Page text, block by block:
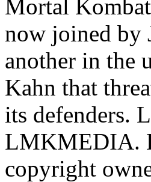
Mortal
now joined by
another in the
Kahn that
its defenders.
LMKMEDIA.
copyright